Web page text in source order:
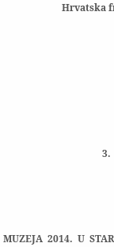
Hrvatska
3.
MUZEJA 2014. U